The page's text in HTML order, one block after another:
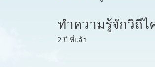
ทำความรู้จักวิถีไ
2 ปี ที่แล้ว